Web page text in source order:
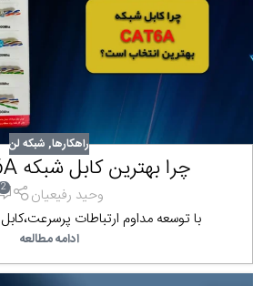
راهکارها, شبکه لن
چرا بهترین کابل شبکه CAT6A است
وحید رفیعیان 2
با توسعه مداوم ارتباطات پرسرعت،کابل Cat6a به مقرون...
ادامه مطالعه